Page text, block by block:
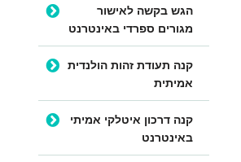
הגש בקשה לאישור
מגורים ספרדי באינטרנט
קנה תעודת זהות הולנדית
אמיתית
קנה דרכון איטלקי אמיתי
באינטרנט